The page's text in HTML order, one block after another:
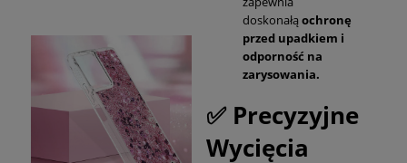
doskonałą ochronę
przed upadkiem i
odporność na
zarysowania.
✅ Precyzyjne
Wycięcia